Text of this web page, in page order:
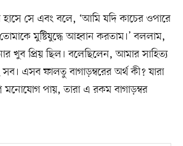
সে এবং বলে, ‘আমি যদি কাচের ওপারে
মুষ্টিযুদ্ধে আহ্বান করতাম।’ বললাম,
খুব প্রিয় ছিল। বলেছিলেন, আমার সাহিত্য
সব। এসব ফালতু বাগাড়ম্বরের অর্থ কী? যারা
মনোযোগ পায়, তারা এ রকম বাগাড়ম্বর